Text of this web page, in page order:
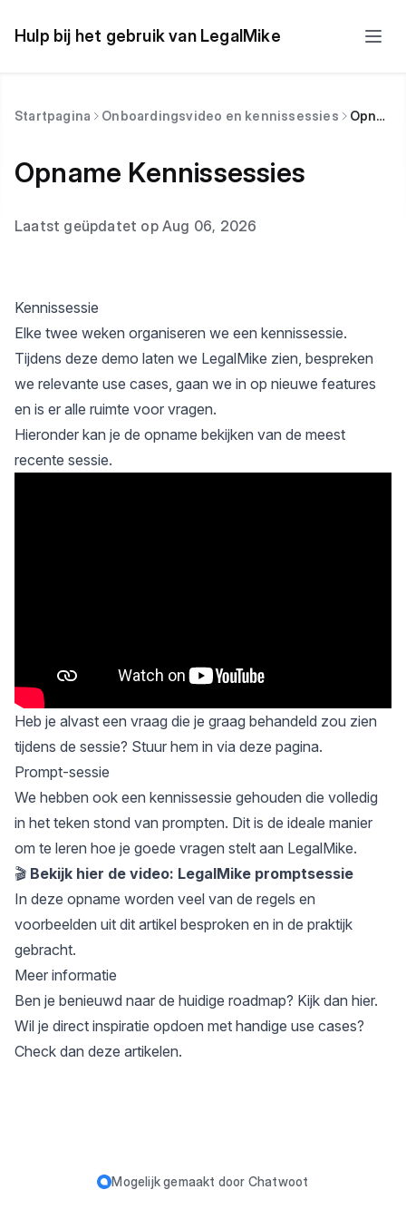
Hulp bij het gebruik van LegalMike
Startpagina Onboardingsvideo en kennissessies Opname Kennissessies
Opname Kennissessies
Laatst geüpdatet op Aug 06, 2026
Kennissessie
Elke twee weken organiseren we een kennissessie.
Tijdens deze demo laten we LegalMike zien, bespreken
we relevante use cases, gaan we in op nieuwe features
en is er alle ruimte voor vragen.
Hieronder kan je de opname bekijken van de meest
recente sessie.
Heb je alvast een vraag die je graag behandeld zou zien
tijdens de sessie? Stuur hem in via deze pagina.
Prompt-sessie
We hebben ook een kennissessie gehouden die volledig
in het teken stond van prompten. Dit is de ideale manier
om te leren hoe je goede vragen stelt aan LegalMike.
🎬 Bekijk hier de video: LegalMike promptsessie
In deze opname worden veel van de regels en
voorbeelden uit dit artikel besproken en in de praktijk
gebracht.
Meer informatie
Ben je benieuwd naar de huidige roadmap? Kijk dan hier.
Wil je direct inspiratie opdoen met handige use cases?
Check dan deze artikelen.
Mogelijk gemaakt door Chatwoot